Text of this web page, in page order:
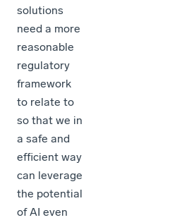
solutions
need a more
reasonable
regulatory
framework
to relate to
so that we in
a safe and
efficient way
can leverage
the potential
of AI even